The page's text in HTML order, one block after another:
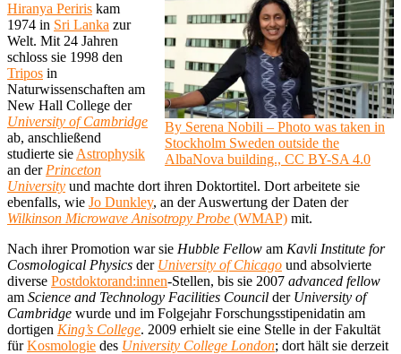
By Serena Nobili – Photo was taken in
Stockholm Sweden outside the
AlbaNova building., CC BY-SA 4.0
Hiranya Periris kam
1974 in Sri Lanka zur
Welt. Mit 24 Jahren
schloss sie 1998 den
Tripos in
Naturwissenschaften am
New Hall College der
University of Cambridge
ab, anschließend
studierte sieAstrophysik
an derPrinceton
University und machte dort ihren Doktortitel. Dort arbeitete sie
ebenfalls, wie Jo Dunkley, an der Auswertung der Daten der
Wilkinson Microwave Anisotropy Probe (WMAP) mit.
Nach ihrer Promotion war sie Hubble Fellow am Kavli Institute for
Cosmological Physics der University of Chicago und absolvierte
diverse Postdoktorand:innen-Stellen, bis sie 2007 advanced fellow
am Science and Technology Facilities Council der University of
Cambridge wurde und im Folgejahr Forschungsstipenidatin am
dortigen King’s College. 2009 erhielt sie eine Stelle in der Fakultät
fürKosmologie des University College London; dort hält sie derzeit